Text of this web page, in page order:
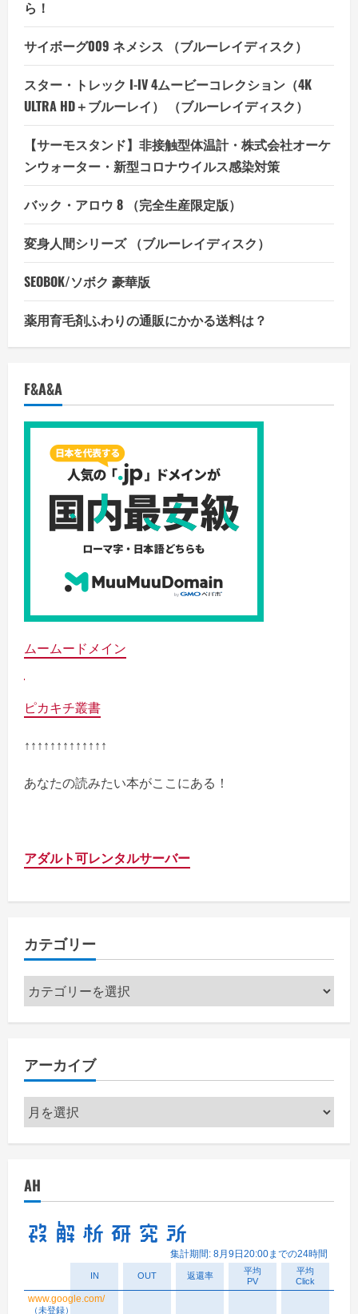
ら！
サイボーグ009 ネメシス （ブルーレイディスク）
スター・トレック I-IV 4ムービーコレクション（4K
ULTRA HD＋ブルーレイ） （ブルーレイディスク）
【サーモスタンド】非接触型体温計・株式会社オーケ
ンウォーター・新型コロナウイルス感染対策
バック・アロウ 8 （完全生産限定版）
変身人間シリーズ （ブルーレイディスク）
SEOBOK/ソボク 豪華版
薬用育毛剤ふわりの通販にかかる送料は？
F&A&A
ムームードメイン
ピカキチ叢書
↑↑↑↑↑↑↑↑↑↑↑↑↑
あなたの読みたい本がここにある！
アダルト可レンタルサーバー
カテゴリー
カ
テ
ー
アーカイブ
ア
ー
ブ
AH